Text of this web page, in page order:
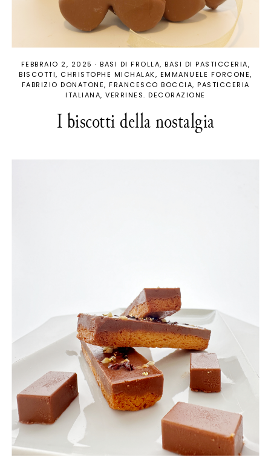
FEBBRAIO 2, 2025 · BASI DI FROLLA BASI DI PASTICCERIA
BISCOTTI CHRISTOPHE MICHALAK
EMMANUELE FORCONE
FABRIZIO DONATONE
FRANCESCO BOCCIA PASTICCERIA
ITALIANA VERRINES. DECORAZIONE
I biscotti della nostalgia